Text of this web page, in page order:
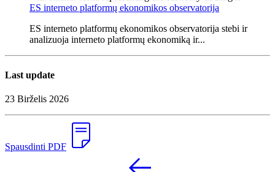
ES interneto platformų ekonomikos observatorija
ES interneto platformų ekonomikos observatorija stebi ir
analizuoja interneto platformų ekonomiką ir...
Last update
23 Birželis 2026
Spausdinti PDF